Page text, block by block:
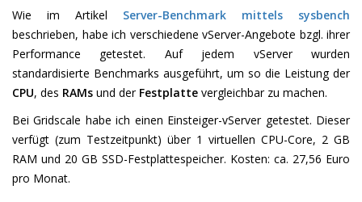
Wie im Artikel Server-Benchmark mittels sysbench
beschrieben, habe ich verschiedene vServer-Angebote bzgl. ihrer
Performance getestet. Auf jedem vServer wurden
standardisierte Benchmarks ausgeführt, um so die Leistung der
CPU, des RAMs und der Festplatte vergleichbar zu machen.
Bei Gridscale habe ich einen Einsteiger-vServer getestet. Dieser
verfügt (zum Testzeitpunkt) über 1 virtuellen CPU-Core, 2 GB
RAM und 20 GB SSD-Festplattespeicher. Kosten: ca. 27,56 Euro
pro Monat.